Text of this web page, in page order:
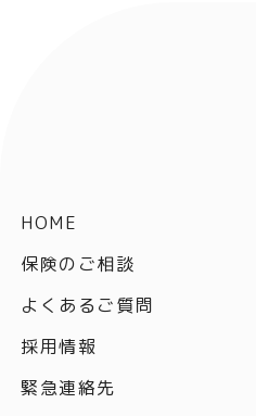
HOME
保険のご相談
よくあるご質問
採用情報
緊急連絡先